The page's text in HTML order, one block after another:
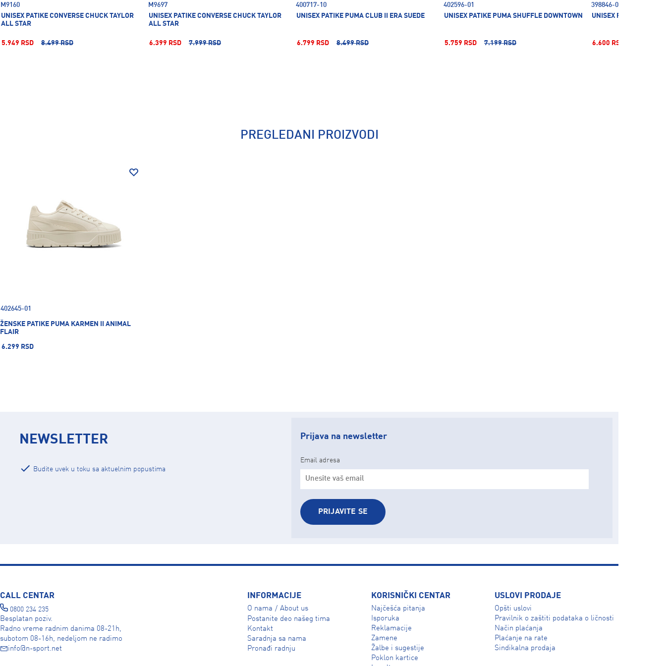
M9160
UNISEX PATIKE CONVERSE CHUCK TAYLOR
ALL STAR
5.949 RSD 8.499 RSD
M9697
UNISEX PATIKE CONVERSE CHUCK TAYLOR
ALL STAR
6.399 RSD 7.999 RSD
400717-10
UNISEX PATIKE PUMA CLUB II ERA SUEDE
6.799 RSD 8.499 RSD
402596-01
UNISEX PATIKE PUMA SHUFFLE DOWNTOWN
5.759 RSD 7.199 RSD
398846-01
UNISEX PATIKE PUMA
6.600 RSD
PREGLEDANI PROIZVODI
402645-01
ŽENSKE PATIKE PUMA KARMEN II ANIMAL
FLAIR
6.299 RSD
NEWSLETTER
Budite uvek u toku sa aktuelnim popustima
Prijava na newsletter
Email adresa
PRIJAVITE SE
CALL CENTAR
0800 234 235
Besplatan poziv.
Radno vreme radnim danima 08-21h,
subotom 08-16h, nedeljom ne radimo
info@n-sport.net
INFORMACIJE
O nama / About us
Postanite deo našeg tima
Kontakt
Saradnja sa nama
Pronađi radnju
KORISNIČKI CENTAR
Najčešća pitanja
Isporuka
Reklamacije
Zamene
Žalbe i sugestije
Poklon kartice
USLOVI PRODAJE
Opšti uslovi
Pravilnik o zaštiti podataka o ličnosti
Način plaćanja
Plaćanje na rate
Sindikalna prodaja